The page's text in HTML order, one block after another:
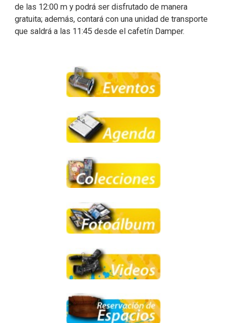
de las 12:00 m y podrá ser disfrutado de manera
gratuita; además, contará con una unidad de transporte
que saldrá a las 11:45 desde el cafetín Damper.